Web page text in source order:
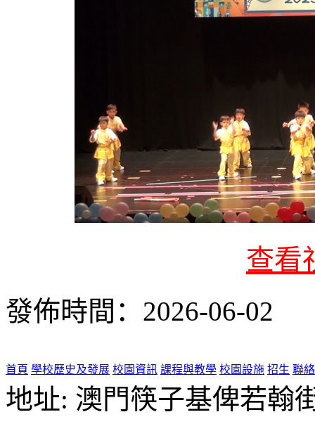
查看
發佈時間：2026-06-02
首頁 學校歷史及發展 校園資訊 課程與教學 校園設施 招生 聯
地址: 澳門筷子基俾若翰